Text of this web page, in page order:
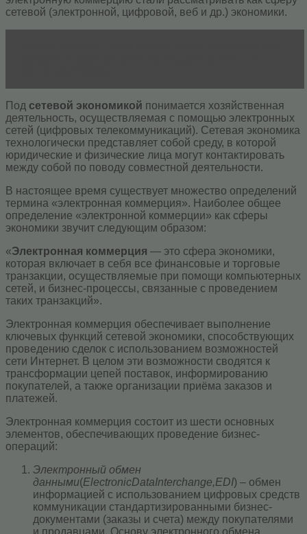
сетевой (электронной, цифровой, веб и др.) экономики.
Под сетевой экономикой понимается хозяйственная
деятельность, осуществляемая с помощью электронных
сетей (цифровых телекоммуникаций). Сетевая экономика
технологически представляет собой среду, в которой
юридические и физические лица могут контактировать
между собой по поводу совместной деятельности.
В настоящее время существует множество определений
термина «электронная коммерция». Наиболее общее
определение «электронной коммерции» как сферы
экономики звучит следующим образом:
«Электронная коммерция — это сфера экономики,
которая включает в себя все финансовые и торговые
транзакции, осуществляемые при помощи компьютерных
сетей, и бизнес-процессы, связанные с проведением
таких транзакций».
Электронная коммерция обеспечивает выполнение
ключевых функций сетевой экономики, способствующих
проведению сделок с использованием возможностей
сети Интернет. В целом эти возможности сводятся к
трансформации цепей поставок, информированию
покупателей, а также организации приёма заказов и
платежей.
Электронная коммерция состоит из шести основных
элементов, обеспечивающих проведение бизнес-
операций:
Электронный обмен
данными(ElectronicDataInterchange,EDI) – обмен
информацией с использованием цифровых средств
коммуникации стандартизированными бизнес-
документами (заказы и счета) между покупателями
и продавцами. Основу электронного обмена